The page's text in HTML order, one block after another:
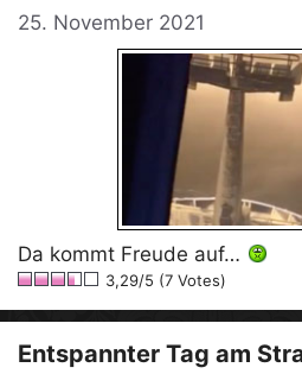
25. November 2021
Da kommt Freude auf…
3,29/5 (7 Votes)
Entspannter Tag am